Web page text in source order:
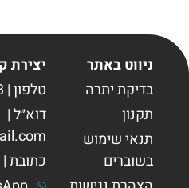
ניווט באתר
בדיקת יתרה
תקנון
תנאי שימוש
בשוברים
יצירת
טלפון | 077-5717383
דוא״ל |
כתובת |